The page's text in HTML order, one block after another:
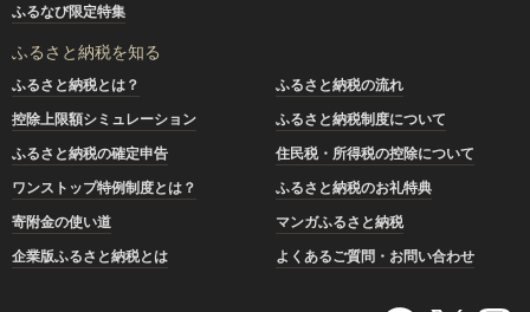
ふるなび限定特集
ふるさと納税を知る
ふるさと納税とは？
ふるさと納税の流れ
控除上限額シミュレーション
ふるさと納税制度について
ふるさと納税の確定申告
住民税・所得税の控除について
ワンストップ特例制度とは？
ふるさと納税のお礼特典
寄附金の使い道
マンガふるさと納税
企業版ふるさと納税とは
よくあるご質問・お問い合わせ